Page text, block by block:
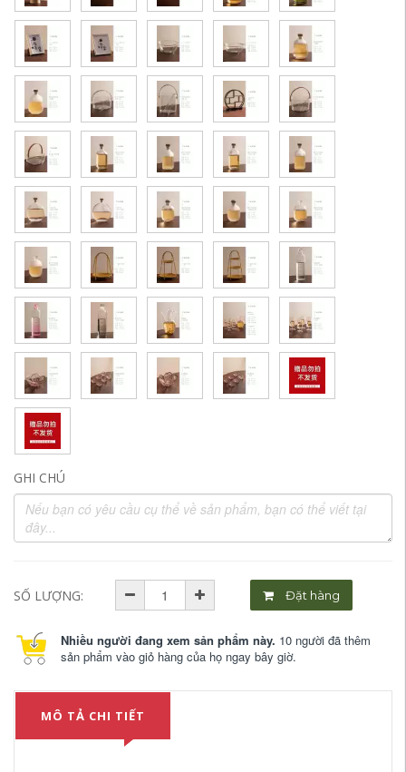
GHI CHÚ
SỐ LƯỢNG: Đặt hàng
Nhiều người đang xem sản phẩm này. 10 người đã thêm
sản phẩm vào giỏ hàng của họ ngay bây giờ.
MÔ TẢ CHI TIẾT